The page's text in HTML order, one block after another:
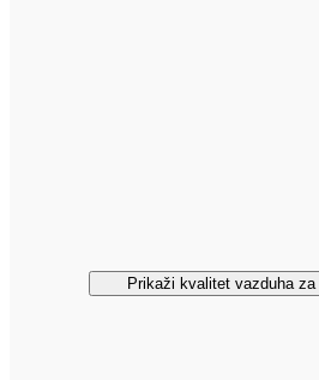
Prikaži kvalitet vazduha